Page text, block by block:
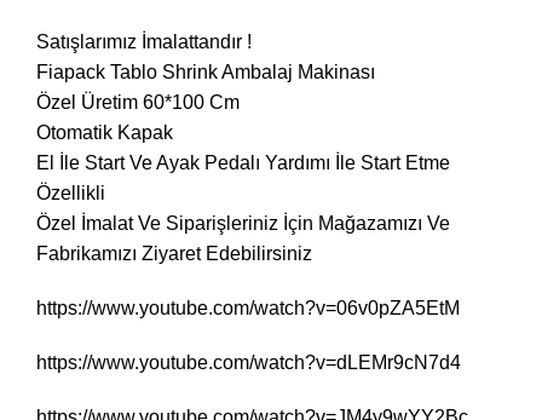
Satışlarımız İmalattandır !
Fiapack Tablo Shrink Ambalaj Makinası
Özel Üretim 60*100 Cm
Otomatik Kapak
El İle Start Ve Ayak Pedalı Yardımı İle Start Etme
Özellikli
Özel İmalat Ve Siparişleriniz İçin Mağazamızı Ve
Fabrikamızı Ziyaret Edebilirsiniz
https://www.youtube.com/watch?v=06v0pZA5EtM
https://www.youtube.com/watch?v=dLEMr9cN7d4